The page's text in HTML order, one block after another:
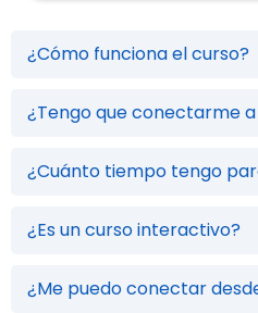
¿Cómo funciona el curso?
¿Tengo que conectarme
disponibilidades y avanzar a tu
¿Cuánto tiempo tengo
que necesites. Si eliges la opción
acceso vitalicio al curso.
¿Es un curso interactivo?
correcciones personalizadas de
un audio con cada ejercicio del
¿Me puedo conectar